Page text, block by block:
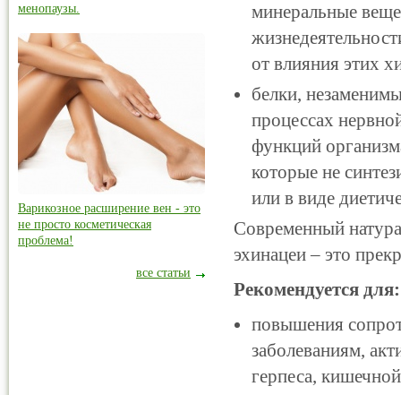
минеральные
от влияния этих
белки,
процессах
функций
которые не
или в виде
Современный
эхинацеи – это
Рекомендуется для:
повышения
заболеваниям,
герпеса,
менопаузы.
Варикозное расширение вен - это
не просто косметическая
проблема!
все статьи